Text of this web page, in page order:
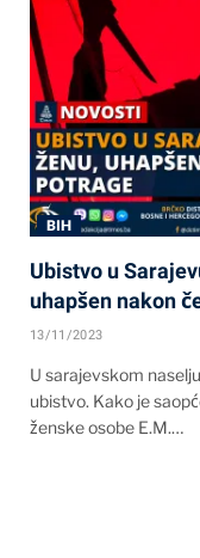
BIH
Ubistvo u
uhapšen nakon
13/11/2023
U sarajevskom
ubistvo. Kako je
ženske osobe E.M.…